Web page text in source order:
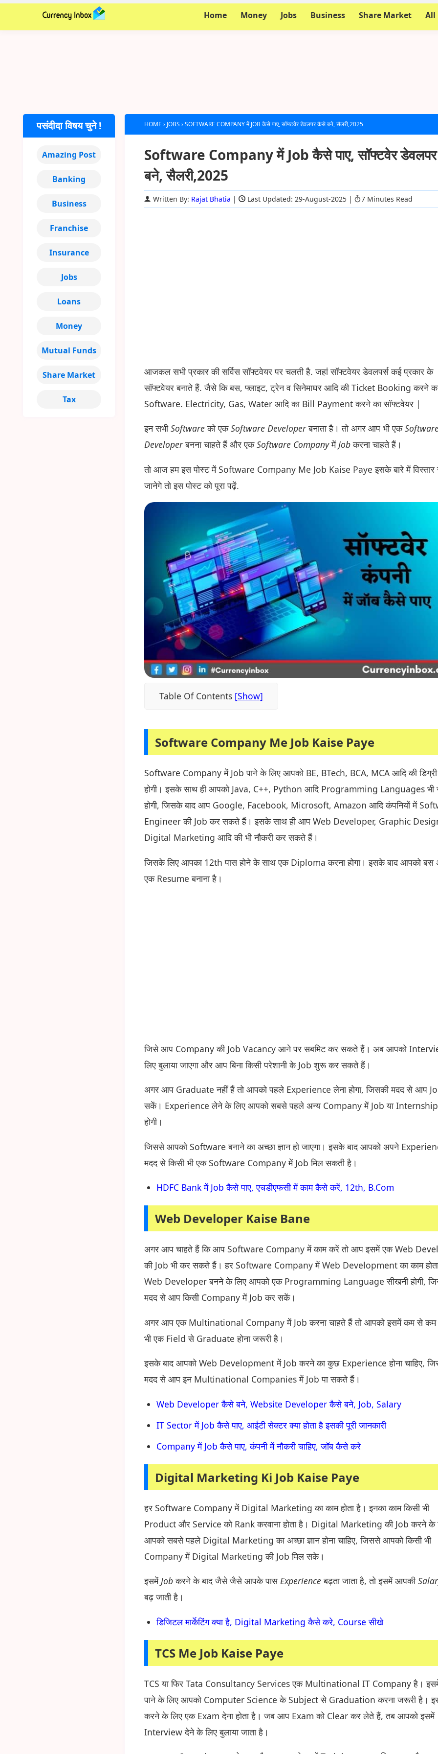
Home Money Jobs Business Share Market All
HOME › JOBS ›SOFTWARE COMPANY में JOB कैसे पाए, सॉफ्टवेर डेवलपर कैसे बने, सैलरी,2025
Software Company में Job कैसे पाए, सॉफ्टवेर
बने, सैलरी,2025
Written By: Rajat Bhatia | Last Updated: 29-August-2025 | 7 Minutes Read
आजकल सभी प्रकार की सर्विस सॉफ्टवेयर पर चलती है. जहां सॉफ्टवेयर डेवलपर्स कई प्रकार के
सॉफ्टवेयर बनाते हैं. जैसे कि बस, फ्लाइट, ट्रेन व सिनेमाघर आदि की Ticket Booking करने
Software. Electricity, Gas, Water आदि का Bill Payment करने का सॉफ्टवेयर |
इन सभीSoftwareको एकSoftware Developerबनाता है। तो अगर आप भी एक
Developerबनना चाहते हैं और एकSoftware CompanyमेंJobकरना चाहते हैं।
तो आज हम इस पोस्ट में Software Company Me Job Kaise Paye इसके बारे में
जानेगे तो इस पोस्ट को पूरा पढ़ें.
Table Of Contents
Software Company Me Job Kaise Paye
Software Company में Job पाने के लिए आपको BE, BTech, BCA, MCA आदि की
होगी। इसके साथ ही आपको Java, C++, Python आदि Programming Languages भी
होगी, जिसके बाद आप Google, Facebook, Microsoft, Amazon आदि कंपनियों में
Engineer की Job कर सकते हैं। इसके साथ ही आप Web Developer, Graphic
Digital Marketing आदि की भी नौकरी कर सकते हैं।
जिसके लिए आपका 12th पास होने के साथ एक Diploma करना होगा। इसके बाद आपको बस
एक Resume बनाना है।
जिसे आप Company की Job Vacancy आने पर सबमिट कर सकते हैं। अब आपको
लिए बुलाया जाएगा और आप बिना किसी परेशानी के Job शुरू कर सकते हैं।
अगर आप Graduate नहीं हैं तो आपको पहले Experience लेना होगा, जिसकी मदद से आप
सकें। Experience लेने के लिए आपको सबसे पहले अन्य Company में Job या Internship
होगी।
जिससे आपको Software बनाने का अच्छा ज्ञान हो जाएगा। इसके बाद आपको अपने
मदद से किसी भी एक Software Company में Job मिल सकती है।
HDFC Bank में Job कैसे पाए, एचडीएफसी में काम कैसे करें, 12th, B.Com
Web Developer Kaise Bane
अगर आप चाहते हैं कि आप Software Company में काम करें तो आप इसमें एक Web
की Job भी कर सकते हैं। हर Software Company में Web Development का काम
Web Developer बनने के लिए आपको एक Programming Language सीखनी होगी,
मदद से आप किसी Company में Job कर सकें।
अगर आप एक Multinational Company में Job करना चाहते हैं तो आपको इसमें कम से कम
भी एक Field से Graduate होना जरूरी है।
इसके बाद आपको Web Development में Job करने का कुछ Experience होना चाहिए,
मदद से आप इन Multinational Companies में Job पा सकते हैं।
Web Developer कैसे बने, Website Developer कैसे बने, Job, Salary
IT Sector में Job कैसे पाए, आईटी सेक्टर क्या होता है इसकी पूरी जानकारी
Company में Job कैसे पाए, कंपनी में नौकरी चाहिए, जॉब कैसे करे
Digital Marketing Ki Job Kaise Paye
हर Software Company में Digital Marketing का काम होता है। इनका काम किसी भी
Product और Service को Rank करवाना होता है। Digital Marketing की Job करने के
आपको सबसे पहले Digital Marketing का अच्छा ज्ञान होना चाहिए, जिससे आपको किसी भी
Company में Digital Marketing की Job मिल सके।
इसमेंJobकरने के बाद जैसे जैसे आपके पासExperienceबढ़ता जाता है, तो इसमें आपकी
बढ़ जाती है।
डिजिटल मार्केटिंग क्या है, Digital Marketing कैसे करे, Course सीखे
TCS Me Job Kaise Paye
TCS या फिर Tata Consultancy Services एक Multinational IT Company है।
पाने के लिए आपको Computer Science के Subject से Graduation करना जरूरी है।
करने के लिए एक Exam देना होता है। जब आप Exam को Clear कर लेते हैं, तब आपको इसमें
Interview देने के लिए बुलाया जाता है।
पसंदीदा विषय चुने !
Amazing Post
Banking
Business
Franchise
Insurance
Jobs
Loans
Money
Mutual Funds
Share Market
Tax